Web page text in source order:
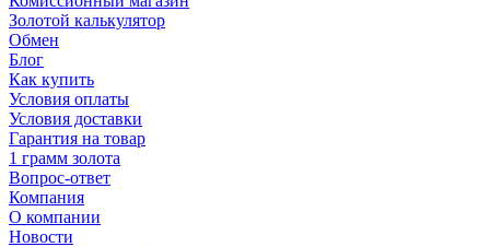
Золотой калькулятор
Обмен
Блог
Как купить
Условия оплаты
Условия доставки
Гарантия на товар
1 грамм золота
Вопрос-ответ
Компания
О компании
Новости